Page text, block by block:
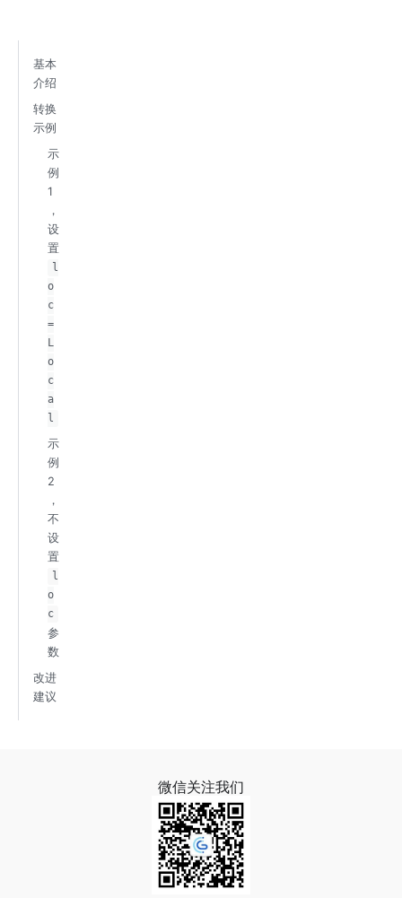
基本
介绍
转换
示例
示
例
1
，
设
置
l
o
c
=
L
o
c
a
l
示
例
2
，
不
设
置
l
o
c
参
数
改进
建议
微信关注我们